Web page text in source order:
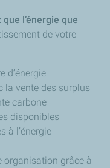
l’énergie que
de votre
d’énergie
la vente des surplus
carbone
disponibles
à l’énergie
organisation grâce à